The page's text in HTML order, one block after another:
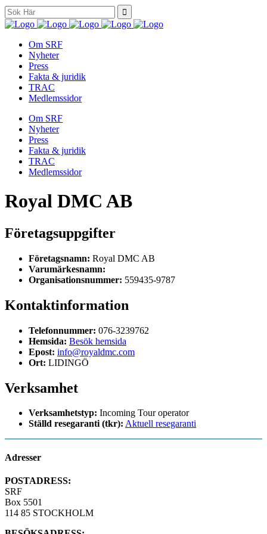
Search
for:
Om SRF
Nyheter
Press
Fakta & juridik
TRAC
Medlemssidor
Om SRF
Nyheter
Press
Fakta & juridik
TRAC
Medlemssidor
Royal DMC AB
Företagsuppgifter
Företagsnamn: Royal DMC AB
Varumärkesnamn:
Organisationsnummer: 559435-9787
Kontaktinformation
Telefonnummer: 076-3239762
Hemsida: Besök hemsida
Epost: info@royaldmc.com
Ort: LIDINGÖ
Verksamhet
Verksamhetstyp: Incoming Tour operator
Ställd resegaranti (tkr): Aktuell resegaranti
Adresser
POSTADRESS:
SRF
Box 5501
114 85 STOCKHOLM